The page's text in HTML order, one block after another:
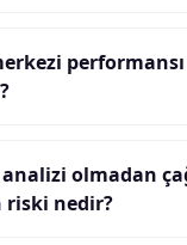
olmadan
nedir?